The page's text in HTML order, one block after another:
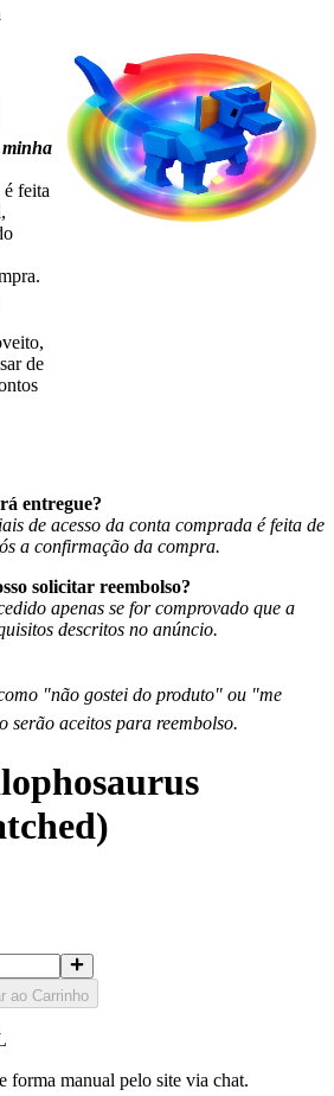
minha
é feita
de
entregue?
de acesso da conta comprada é feita de
a confirmação da compra.
solicitar reembolso?
apenas se for comprovado que a
descritos no anúncio.
"não gostei do produto" ou "me
serão aceitos para reembolso.
ao Carrinho
forma manual pelo site via chat.